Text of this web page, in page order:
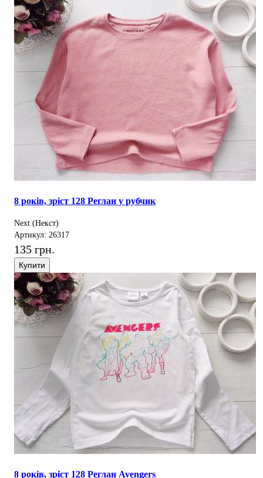
8 років, зріст 128 Реглан у рубчик
Next (Некст)
Артикул: 26317
135 грн.
Купити
8 років, зріст 128 Реглан Avengers